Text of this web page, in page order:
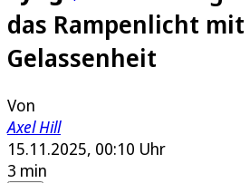
das Rampenlicht mit
Gelassenheit
Von
Axel Hill
15.11.2025, 00:10 Uhr
3 min